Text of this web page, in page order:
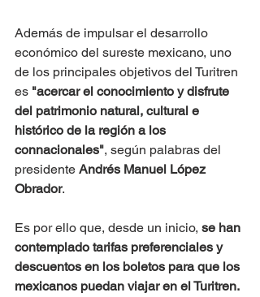
Además de impulsar el desarrollo
económico del sureste mexicano, uno
de los principales objetivos del Turitren
es "acercar el conocimiento y disfrute
del patrimonio natural, cultural e
histórico de la región a los
connacionales", según palabras del
presidente Andrés Manuel López
Obrador.
Es por ello que, desde un inicio, se han
contemplado tarifas preferenciales y
descuentos en los boletos para que los
mexicanos puedan viajar en el Turitren.